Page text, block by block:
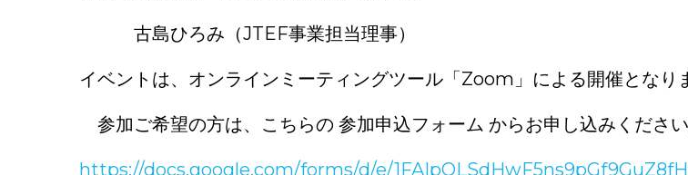
古島ひろみ（JTEF事業担当理事）
イベントは、オンラインミーティングツール「Zoom」による開催となり
参加ご希望の方は、こちらの 参加申込フォーム からお申し込みくださ
https://docs.google.com/forms/d/e/